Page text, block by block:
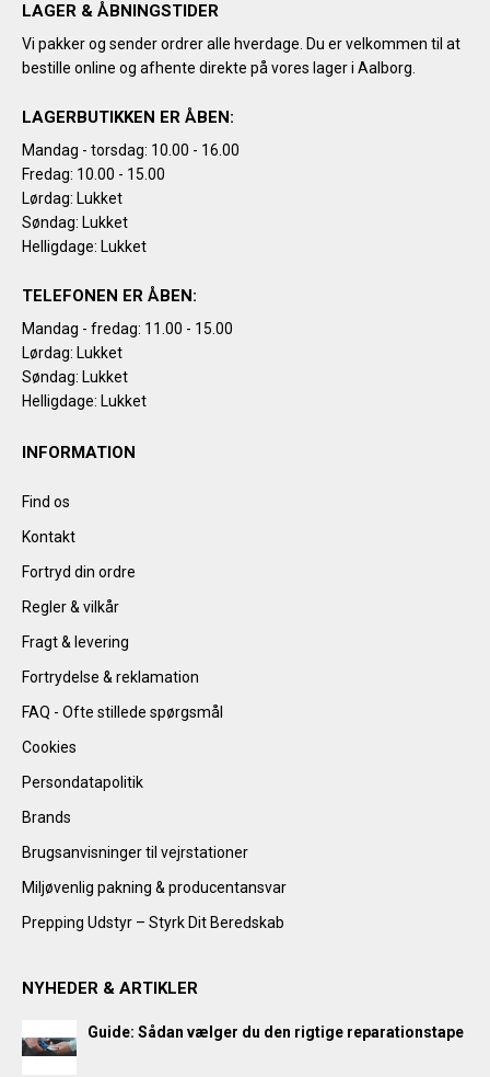
LAGER & ÅBNINGSTIDER
Vi pakker og sender ordrer alle hverdage. Du er velkommen til at
bestille online og afhente direkte på vores lager i Aalborg.
LAGERBUTIKKEN ER ÅBEN:
Mandag - torsdag: 10.00 - 16.00
Fredag: 10.00 - 15.00
Lørdag: Lukket
Søndag: Lukket
Helligdage: Lukket
TELEFONEN ER ÅBEN:
Mandag - fredag: 11.00 - 15.00
Lørdag: Lukket
Søndag: Lukket
Helligdage: Lukket
INFORMATION
Find os
Kontakt
Fortryd din ordre
Regler & vilkår
Fragt & levering
Fortrydelse & reklamation
FAQ - Ofte stillede spørgsmål
Cookies
Persondatapolitik
Brands
Brugsanvisninger til vejrstationer
Miljøvenlig pakning & producentansvar
Prepping Udstyr – Styrk Dit Beredskab
NYHEDER & ARTIKLER
Guide: Sådan vælger du den rigtige reparationstape